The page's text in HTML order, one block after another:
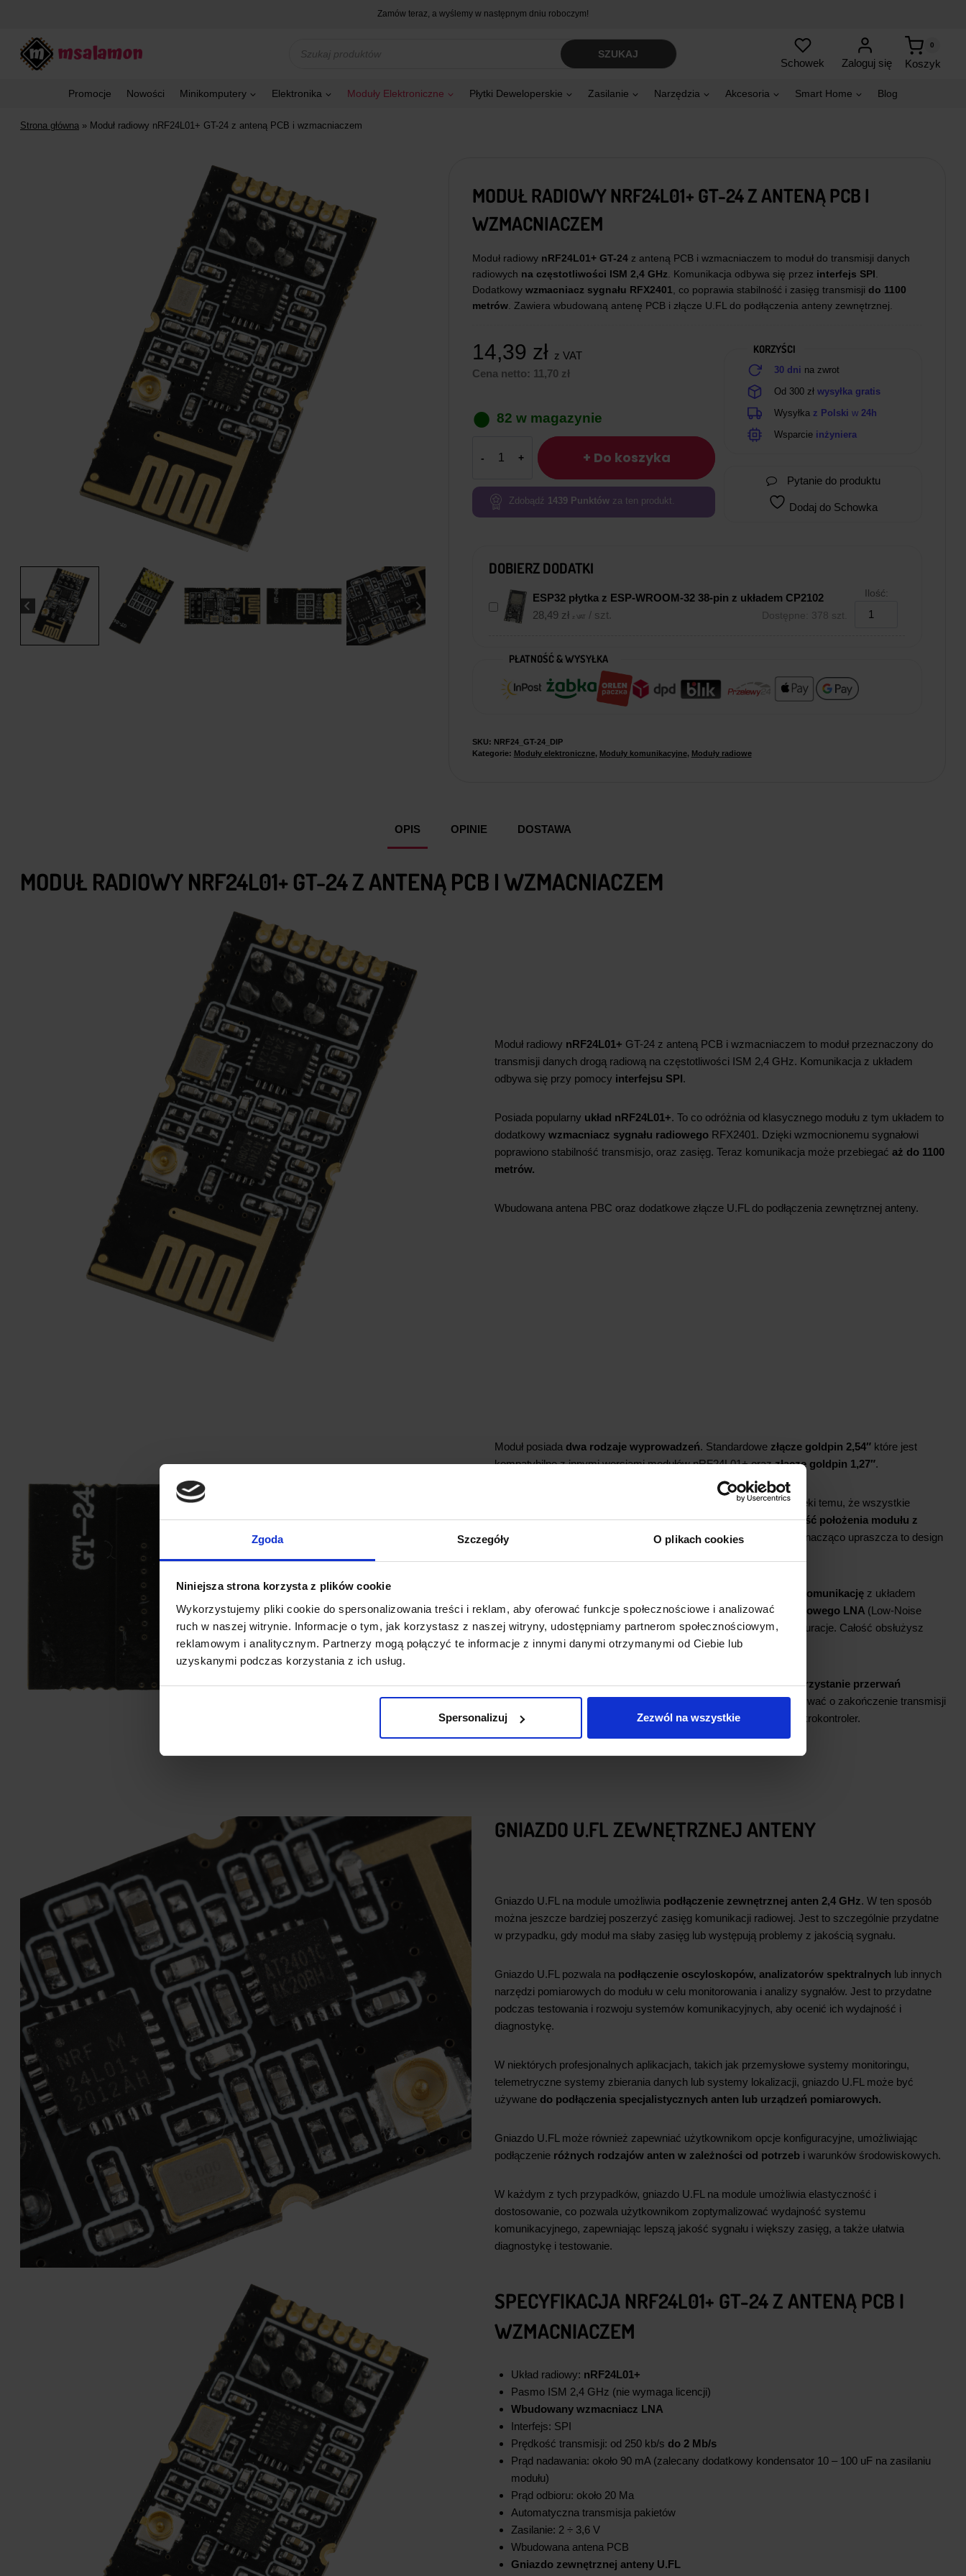
Zgoda Szczegóły O plikach cookies
Niniejsza strona korzysta z plików cookie
Wykorzystujemy pliki cookie do spersonalizowania treści i reklam, aby oferować funkcje społecznościowe i analizować
ruch w naszej witrynie. Informacje o tym, jak korzystasz z naszej witryny, udostępniamy partnerom społecznościowym,
reklamowym i analitycznym. Partnerzy mogą połączyć te informacje z innymi danymi otrzymanymi od Ciebie lub
uzyskanymi podczas korzystania z ich usług.
Spersonalizuj Zezwól na wszystkie
Zamów teraz, a wyślemy w następnym dniu roboczym!
produktów
SZUKAJ
Schowek Zaloguj się Koszyk
0
Promocje Nowości Minikomputery Elektronika Moduły Elektroniczne Płytki Deweloperskie Zasilanie Narzędzia Akcesoria Smart Home Blog
Strona główna » Moduł radiowy nRF24L01+ GT-24 z anteną PCB i wzmacniaczem
MODUŁ RADIOWY NRF24L01+ GT-24 Z ANTENĄ PCB I
WZMACNIACZEM
Moduł radiowy nRF24L01+ GT-24z anteną PCB i wzmacniaczem to moduł do transmisji danych
radiowych na częstotliwości ISM 2,4 GHz. Komunikacja odbywa się przez interfejs SPI.
Dodatkowy wzmacniacz sygnału RFX2401, co poprawia stabilność i zasięg transmisji do 1100
metrów. Zawiera wbudowaną antenę PCB i złącze U.FL do podłączenia anteny zewnętrznej.
14,39 zł z VAT
Cena netto: 11,70 zł
82 w magazynie
Moduł
nRF24L01+
GT-
anteną
wzmacniaczem
+ Do koszyka
Zdobądź 1439Punktówza ten produkt.
KORZYŚCI
30 dni na zwrot
Od 300 złwysyłka gratis
Wysyłka z Polskiw24h
Wsparcie inżyniera
Pytanie do produktu
Dodaj do Schowka
DOBIERZ DODATKI
ESP32 płytka z ESP-WROOM-32 38-pin z układem CP2102
28,49 zł z VAT / szt. Dostępne: 378 szt.
Ilość:
PŁATNOŚĆ & WYSYŁKA
SKU: NRF24_GT-24_DIP
Kategorie: Moduły elektroniczne, Moduły komunikacyjne, Moduły radiowe
OPIS OPINIE DOSTAWA
MODUŁ RADIOWY NRF24L01+ GT-24 Z ANTENĄ PCB I WZMACNIACZEM
Moduł radiowy nRF24L01+ GT-24 z anteną PCB i wzmacniaczem to moduł przeznaczony do
transmisji danych drogą radiową na częstotliwości ISM 2,4 GHz. Komunikacja z układem
odbywa się przy pomocy interfejsu SPI.
Posiada popularny układ nRF24L01+. To co odróżnia od klasycznego modułu z tym układem to
dodatkowy wzmacniacz sygnału radiowego RFX2401. Dzięki wzmocnionemu sygnałowi
poprawiono stabilność transmisjo, oraz zasięg. Teraz komunikacja może przebiegać aż do 1100
metrów.
Wbudowana antena PBC oraz dodatkowe złącze U.FL do podłączenia zewnętrznej anteny.
Moduł posiada dwa rodzaje wyprowadzeń. Standardowe złącze goldpin 2,54″ które jest
kompatybilne z innymi wersjami modułów nRF24L01+ orazzłącze goldpin 1,27″.
piny krawędziowe. Dzięki temu, że wszystkie
elementy modułu znajdują się po jednej stronie PCB, jestmożliwość położenia modułu z
nRF24L01+ bezpośrednio na płycie PCBTwojego urządzenia. Znacząco upraszcza to design
aktywuje komunikację z układem
nRF24L01+. Drugą z funkcji jestaktywowanie wzmacniacza radiowego LNA (Low-Noise
Amplifier). Dzięki temu nie musisz się martwić o dodatkowe konfiguracje. Całość obsłużysz
wygodnie jednym pinem mikrokontrolera.
Na module wyprowadzono równieżpin IRQ. Pozwala on nawykorzystanie przerwań
pochodzących z układu nRF24L01+. Nie musisz cyklicznie odpytywać o zakończenie transmisji
lub o nadchodzące dane. Układ radiowy sam o tym powiadomi mikrokontroler.
GNIAZDO U.FL ZEWNĘTRZNEJ ANTENY
Gniazdo U.FL na module umożliwia podłączenie zewnętrznej anten 2,4 GHz. W ten sposób
można jeszcze bardziej poszerzyć zasięg komunikacji radiowej. Jest to szczególnie przydatne
w przypadku, gdy moduł ma słaby zasięg lub występują problemy z jakością sygnału.
Gniazdo U.FL pozwala na podłączenie oscyloskopów, analizatorów spektralnych lub innych
narzędzi pomiarowych do modułu w celu monitorowania i analizy sygnałów. Jest to przydatne
podczas testowania i rozwoju systemów komunikacyjnych, aby ocenić ich wydajność i
diagnostykę.
W niektórych profesjonalnych aplikacjach, takich jak przemysłowe systemy monitoringu,
telemetryczne systemy zbierania danych lub systemy lokalizacji, gniazdo U.FL może być
używane do podłączenia specjalistycznych anten lub urządzeń pomiarowych.
Gniazdo U.FL może również zapewniać użytkownikom opcje konfiguracyjne, umożliwiając
podłączenie różnych rodzajów anten w zależności od potrzeb i warunków środowiskowych.
W każdym z tych przypadków, gniazdo U.FL na module umożliwia elastyczność i
dostosowanie, co pozwala użytkownikom zoptymalizować wydajność systemu
komunikacyjnego, zapewniając lepszą jakość sygnału i większy zasięg, a także ułatwia
diagnostykę i testowanie.
SPECYFIKACJA NRF24L01+ GT-24 Z ANTENĄ PCB I
WZMACNIACZEM
Układ radiowy: nRF24L01+
Pasmo ISM 2,4 GHz (nie wymaga licencji)
Wbudowany wzmacniacz LNA
Interfejs: SPI
Prędkość transmisji: od 250 kb/s do 2 Mb/s
Prąd nadawania: około 90 mA (zalecany dodatkowy kondensator 10 – 100 uF na zasilaniu
modułu)
Prąd odbioru: około 20 Ma
Automatyczna transmisja pakietów
Zasilanie: 2 ÷ 3,6 V
Wbudowana antena PCB
Gniazdo zewnętrznej anteny U.FL